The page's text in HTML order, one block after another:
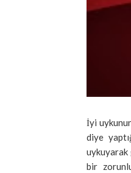
İyi
diye
uykuyarak
bir